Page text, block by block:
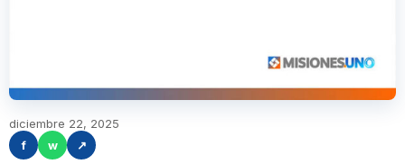
diciembre 22, 2025
f
w ↗